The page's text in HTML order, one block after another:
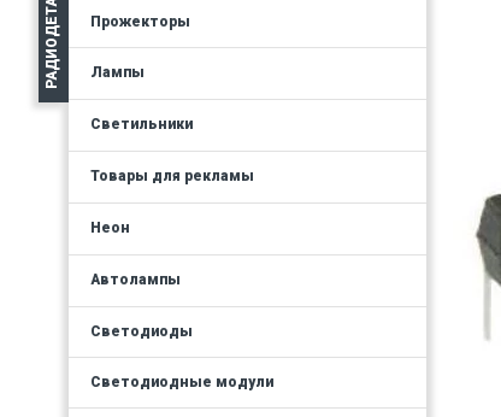
РАДИОДЕТАЛИ Прожекторы
Лампы
Светильники
Товары для рекламы
Неон
Автолампы
Светодиоды
Светодиодные модули